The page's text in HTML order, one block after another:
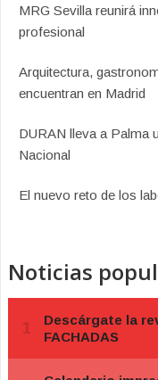
MRG Sevilla reunirá
profesional
Arquitectura,
encuentran en Madrid
DURAN lleva a Palma
Nacional
El nuevo reto de los
Noticias